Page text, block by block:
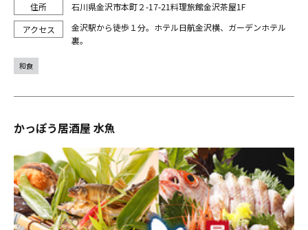
石川県金沢市本町２-17-21料理旅館金沢茶屋1F
金沢駅から徒歩１分。ホテル日航金沢横、ガーデンホテル
裏。
和食
かっぽう居酒屋 水魚